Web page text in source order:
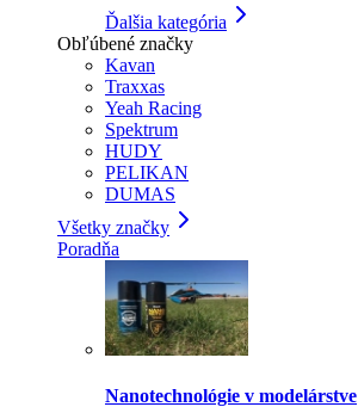
Ďalšia kategória
Obľúbené značky
Kavan
Traxxas
Yeah Racing
Spektrum
HUDY
PELIKAN
DUMAS
Všetky značky
Poradňa
Nanotechnológie v modelárstve